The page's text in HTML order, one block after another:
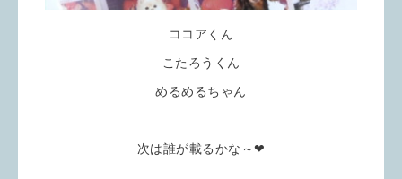
ココアくん
こたろうくん
めるめるちゃん
次は誰が載るかな～❤